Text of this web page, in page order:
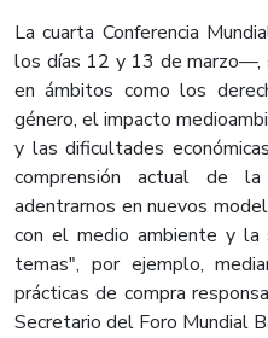
La cuarta Conferencia
los días 12 y 13 de marzo—,
en ámbitos como los
género, el impacto
y las dificultades
comprensión actual de
adentrarnos en nuevos
con el medio ambiente y
temas", por ejemplo,
prácticas de compra
Secretario del Foro Mundial